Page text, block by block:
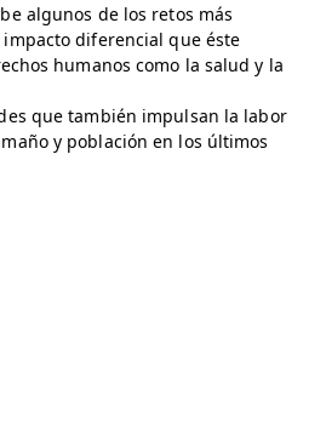
algunos de los retos más
diferencial que éste
humanos como la salud y la
que también impulsan la labor
y población en los últimos